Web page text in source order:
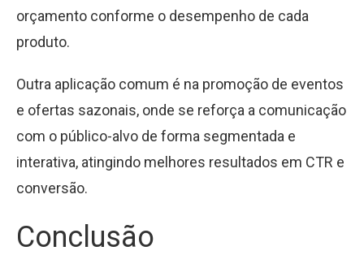
orçamento conforme o desempenho de cada
produto.
Outra aplicação comum é na promoção de eventos
e ofertas sazonais, onde se reforça a comunicação
com o público-alvo de forma segmentada e
interativa, atingindo melhores resultados em CTR e
conversão.
Conclusão